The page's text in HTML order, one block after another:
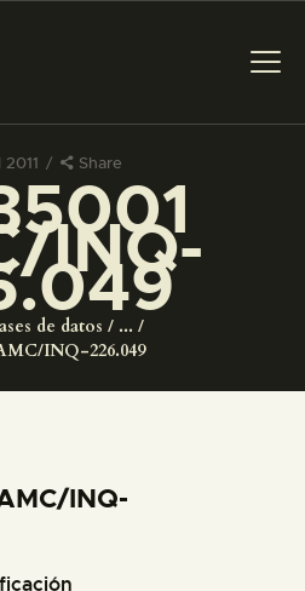
Share
INQ-
de datos
...
INQ-226.049
LA VISITA
INQ-